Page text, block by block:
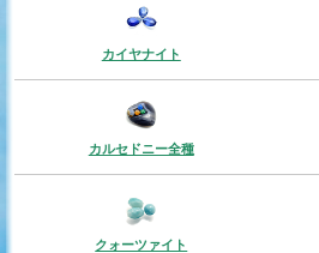
カイヤナイト
カルセドニー全種
クォーツァイト